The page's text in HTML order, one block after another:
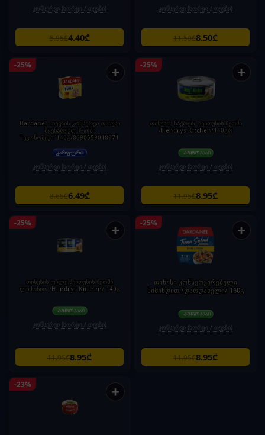
კონსერვი (ხორცი / თევზი)
5.95₾4.40₾
კონსერვი (ხორცი / თევზი)
11.50₾8.50₾
-25% +
Dardanel- თევზის კონსერვი თინუსი
მცენარეულ ზეთში
"ეკონომიკი"140გ/8690559018971
კონსერვი (ხორცი / თევზი)
8.65₾6.49₾
-25% +
თინუსის ნაჭრები ზეითუნის ზეთში
/Hendrys Kitchen/140გრ
კონსერვი (ხორცი / თევზი)
11.95₾8.95₾
-25% +
თინუსის ფილე ზეითუნის ზეთში
ლიმონით /Hendrys Kitchen/ 140გ
კონსერვი (ხორცი / თევზი)
11.95₾8.95₾
-25% +
თინუსი კონსერვირებული
სიმინდით /დარდანელი/ 160გ
კონსერვი (ხორცი / თევზი)
11.95₾8.95₾
-23% +